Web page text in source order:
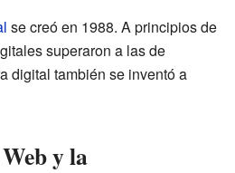
se creó en 1988. A principios de
superaron a las de
digital también se inventó a
y la